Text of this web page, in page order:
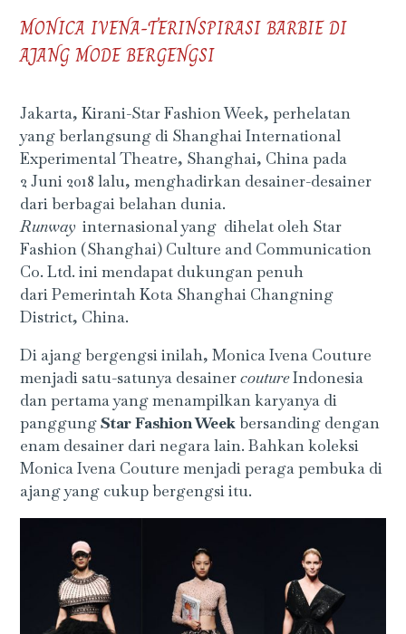
MONICA IVENA-TERINSPIRASI BARBIE DI
AJANG MODE BERGENGSI
Jakarta, Kirani-Star Fashion Week, perhelatan
yang berlangsung di Shanghai International
Experimental Theatre, Shanghai, China pada
2 Juni 2018 lalu, menghadirkan desainer-desainer
dari berbagai belahan dunia.
Runway internasional yang dihelat oleh Star
Fashion (Shanghai) Culture and Communication
Co. Ltd. ini mendapat dukungan penuh
dariPemerintah Kota Shanghai Changning
District, China.
Di ajang bergengsi inilah, Monica Ivena Couture
menjadi satu-satunya desainercoutureIndonesia
dan pertama yang menampilkan karyanya di
panggungStar Fashion Weekbersanding dengan
enam desainer dari negara lain. Bahkan koleksi
Monica Ivena Couture menjadi peraga pembuka di
ajang yang cukup bergengsi itu.